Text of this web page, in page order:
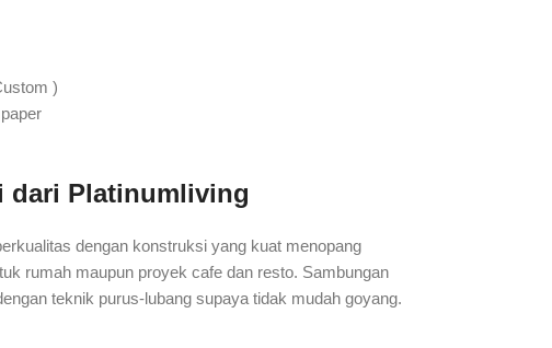
)
dari Platinumliving
dengan konstruksi yang kuat menopang
rumah maupun proyek cafe dan resto. Sambungan
teknik purus-lubang supaya tidak mudah goyang.